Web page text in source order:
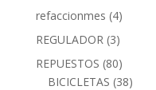
refaccionmes (4)
REGULADOR (3)
REPUESTOS (80)
BICICLETAS (38)